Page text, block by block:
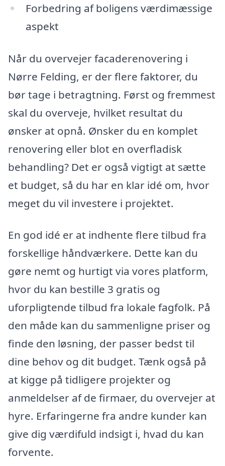
Forbedring af boligens værdimæssige
aspekt
Når du overvejer facaderenovering i
Nørre Felding, er der flere faktorer, du
bør tage i betragtning. Først og fremmest
skal du overveje, hvilket resultat du
ønsker at opnå. Ønsker du en komplet
renovering eller blot en overfladisk
behandling? Det er også vigtigt at sætte
et budget, så du har en klar idé om, hvor
meget du vil investere i projektet.
En god idé er at indhente flere tilbud fra
forskellige håndværkere. Dette kan du
gøre nemt og hurtigt via vores platform,
hvor du kan bestille 3 gratis og
uforpligtende tilbud fra lokale fagfolk. På
den måde kan du sammenligne priser og
finde den løsning, der passer bedst til
dine behov og dit budget. Tænk også på
at kigge på tidligere projekter og
anmeldelser af de firmaer, du overvejer at
hyre. Erfaringerne fra andre kunder kan
give dig værdifuld indsigt i, hvad du kan
forvente.